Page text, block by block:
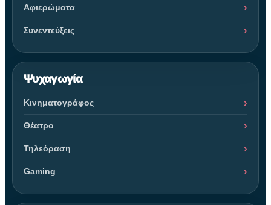
Αφιερώματα
Συνεντεύξεις
Ψυχαγωγία
Κινηματογράφος
Θέατρο
Τηλεόραση
Gaming